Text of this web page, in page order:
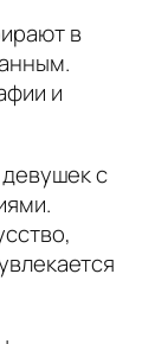
в
и
с